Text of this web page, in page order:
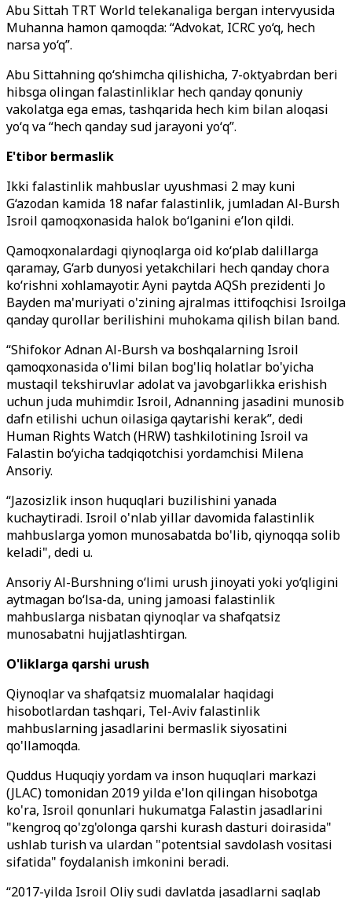
Abu Sittah TRT World telekanaliga bergan intervyusida
Muhanna hamon qamoqda: “Advokat, ICRC yo‘q, hech
narsa yo‘q”.
Abu Sittahning qoʻshimcha qilishicha, 7-oktyabrdan beri
hibsga olingan falastinliklar hech qanday qonuniy
vakolatga ega emas, tashqarida hech kim bilan aloqasi
yoʻq va “hech qanday sud jarayoni yoʻq”.
E'tibor bermaslik
Ikki falastinlik mahbuslar uyushmasi 2 may kuni
G‘azodan kamida 18 nafar falastinlik, jumladan Al-Bursh
Isroil qamoqxonasida halok bo‘lganini e’lon qildi.
Qamoqxonalardagi qiynoqlarga oid ko‘plab dalillarga
qaramay, G‘arb dunyosi yetakchilari hech qanday chora
ko‘rishni xohlamayotir. Ayni paytda AQSh prezidenti Jo
Bayden ma'muriyati o'zining ajralmas ittifoqchisi Isroilga
qanday qurollar berilishini muhokama qilish bilan band.
“Shifokor Adnan Al-Bursh va boshqalarning Isroil
qamoqxonasida o'limi bilan bog'liq holatlar bo'yicha
mustaqil tekshiruvlar adolat va javobgarlikka erishish
uchun juda muhimdir. Isroil, Adnanning jasadini munosib
dafn etilishi uchun oilasiga qaytarishi kerak”, dedi
Human Rights Watch (HRW) tashkilotining Isroil va
Falastin bo‘yicha tadqiqotchisi yordamchisi Milena
Ansoriy.
“Jazosizlik inson huquqlari buzilishini yanada
kuchaytiradi. Isroil o'nlab yillar davomida falastinlik
mahbuslarga yomon munosabatda bo'lib, qiynoqqa solib
keladi", dedi u.
Ansoriy Al-Burshning o‘limi urush jinoyati yoki yo‘qligini
aytmagan bo‘lsa-da, uning jamoasi falastinlik
mahbuslarga nisbatan qiynoqlar va shafqatsiz
munosabatni hujjatlashtirgan.
O'liklarga qarshi urush
Qiynoqlar va shafqatsiz muomalalar haqidagi
hisobotlardan tashqari, Tel-Aviv falastinlik
mahbuslarning jasadlarini bermaslik siyosatini
qo'llamoqda.
Quddus Huquqiy yordam va inson huquqlari markazi
(JLAC) tomonidan 2019 yilda e'lon qilingan hisobotga
ko'ra, Isroil qonunlari hukumatga Falastin jasadlarini
"kengroq qo'zg'olonga qarshi kurash dasturi doirasida"
ushlab turish va ulardan "potentsial savdolash vositasi
sifatida" foydalanish imkonini beradi.
“2017-yilda Isroil Oliy sudi davlatda jasadlarni saqlab